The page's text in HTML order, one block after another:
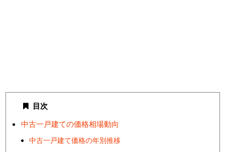
目次
中古一戸建ての価格相場動向
中古一戸建て価格の年別推移